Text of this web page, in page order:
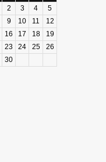
2 3 4
5
9 10 11
12
16 17 18
19
23 24 25
26
30